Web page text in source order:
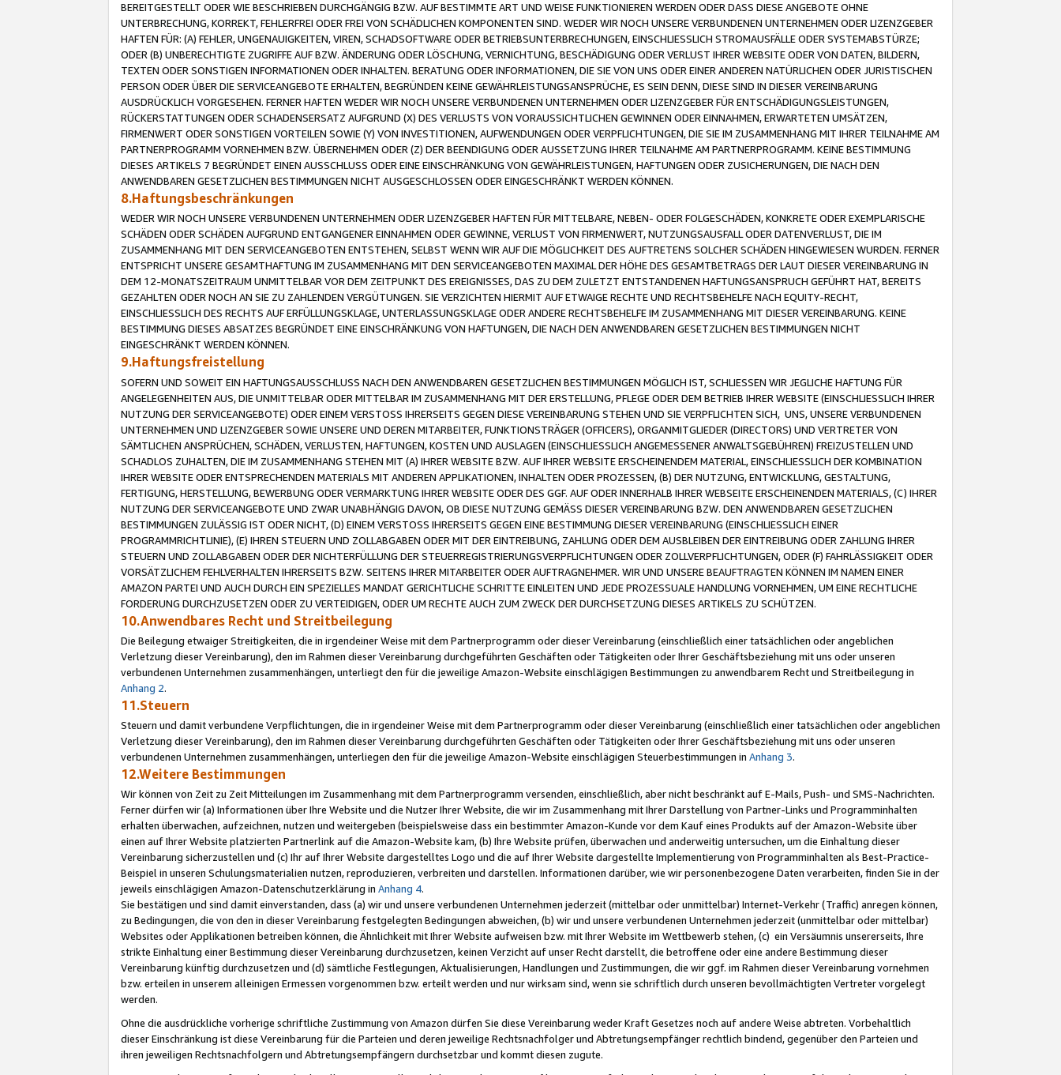
BEREITGESTELLT ODER WIE BESCHRIEBEN DURCHGÄNGIG BZW. AUF BESTIMMTE ART UND WEISE FUNKTIONIEREN WERDEN ODER DASS DIESE ANGEBOTE OHNE
UNTERBRECHUNG, KORREKT, FEHLERFREI ODER FREI VON SCHÄDLICHEN KOMPONENTEN SIND. WEDER WIR NOCH UNSERE VERBUNDENEN UNTERNEHMEN ODER LIZENZGEBER
HAFTEN FÜR: (A) FEHLER, UNGENAUIGKEITEN, VIREN, SCHADSOFTWARE ODER BETRIEBSUNTERBRECHUNGEN, EINSCHLIESSLICH STROMAUSFÄLLE ODER SYSTEMABSTÜRZE;
ODER (B) UNBERECHTIGTE ZUGRIFFE AUF BZW. ÄNDERUNG ODER LÖSCHUNG, VERNICHTUNG, BESCHÄDIGUNG ODER VERLUST IHRER WEBSITE ODER VON DATEN, BILDERN,
TEXTEN ODER SONSTIGEN INFORMATIONEN ODER INHALTEN. BERATUNG ODER INFORMATIONEN, DIE SIE VON UNS ODER EINER ANDEREN NATÜRLICHEN ODER JURISTISCHEN
PERSON ODER ÜBER DIE SERVICEANGEBOTE ERHALTEN, BEGRÜNDEN KEINE GEWÄHRLEISTUNGSANSPRÜCHE, ES SEIN DENN, DIESE SIND IN DIESER VEREINBARUNG
AUSDRÜCKLICH VORGESEHEN. FERNER HAFTEN WEDER WIR NOCH UNSERE VERBUNDENEN UNTERNEHMEN ODER LIZENZGEBER FÜR ENTSCHÄDIGUNGSLEISTUNGEN,
RÜCKERSTATTUNGEN ODER SCHADENSERSATZ AUFGRUND (X) DES VERLUSTS VON VORAUSSICHTLICHEN GEWINNEN ODER EINNAHMEN, ERWARTETEN UMSÄTZEN,
FIRMENWERT ODER SONSTIGEN VORTEILEN SOWIE (Y) VON INVESTITIONEN, AUFWENDUNGEN ODER VERPFLICHTUNGEN, DIE SIE IM ZUSAMMENHANG MIT IHRER TEILNAHME AM
PARTNERPROGRAMM VORNEHMEN BZW. ÜBERNEHMEN ODER (Z) DER BEENDIGUNG ODER AUSSETZUNG IHRER TEILNAHME AM PARTNERPROGRAMM. KEINE BESTIMMUNG
DIESES ARTIKELS 7 BEGRÜNDET EINEN AUSSCHLUSS ODER EINE EINSCHRÄNKUNG VON GEWÄHRLEISTUNGEN, HAFTUNGEN ODER ZUSICHERUNGEN, DIE NACH DEN
ANWENDBAREN GESETZLICHEN BESTIMMUNGEN NICHT AUSGESCHLOSSEN ODER EINGESCHRÄNKT WERDEN KÖNNEN.
8.Haftungsbeschränkungen
WEDER WIR NOCH UNSERE VERBUNDENEN UNTERNEHMEN ODER LIZENZGEBER HAFTEN FÜR MITTELBARE, NEBEN- ODER FOLGESCHÄDEN, KONKRETE ODER EXEMPLARISCHE
SCHÄDEN ODER SCHÄDEN AUFGRUND ENTGANGENER EINNAHMEN ODER GEWINNE, VERLUST VON FIRMENWERT, NUTZUNGSAUSFALL ODER DATENVERLUST, DIE IM
ZUSAMMENHANG MIT DEN SERVICEANGEBOTEN ENTSTEHEN, SELBST WENN WIR AUF DIE MÖGLICHKEIT DES AUFTRETENS SOLCHER SCHÄDEN HINGEWIESEN WURDEN. FERNER
ENTSPRICHT UNSERE GESAMTHAFTUNG IM ZUSAMMENHANG MIT DEN SERVICEANGEBOTEN MAXIMAL DER HÖHE DES GESAMTBETRAGS DER LAUT DIESER VEREINBARUNG IN
DEM 12-MONATSZEITRAUM UNMITTELBAR VOR DEM ZEITPUNKT DES EREIGNISSES, DAS ZU DEM ZULETZT ENTSTANDENEN HAFTUNGSANSPRUCH GEFÜHRT HAT, BEREITS
GEZAHLTEN ODER NOCH AN SIE ZU ZAHLENDEN VERGÜTUNGEN. SIE VERZICHTEN HIERMIT AUF ETWAIGE RECHTE UND RECHTSBEHELFE NACH EQUITY-RECHT,
EINSCHLIESSLICH DES RECHTS AUF ERFÜLLUNGSKLAGE, UNTERLASSUNGSKLAGE ODER ANDERE RECHTSBEHELFE IM ZUSAMMENHANG MIT DIESER VEREINBARUNG. KEINE
BESTIMMUNG DIESES ABSATZES BEGRÜNDET EINE EINSCHRÄNKUNG VON HAFTUNGEN, DIE NACH DEN ANWENDBAREN GESETZLICHEN BESTIMMUNGEN NICHT
EINGESCHRÄNKT WERDEN KÖNNEN.
9.Haftungsfreistellung
SOFERN UND SOWEIT EIN HAFTUNGSAUSSCHLUSS NACH DEN ANWENDBAREN GESETZLICHEN BESTIMMUNGEN MÖGLICH IST, SCHLIESSEN WIR JEGLICHE HAFTUNG FÜR
ANGELEGENHEITEN AUS, DIE UNMITTELBAR ODER MITTELBAR IM ZUSAMMENHANG MIT DER ERSTELLUNG, PFLEGE ODER DEM BETRIEB IHRER WEBSITE (EINSCHLIESSLICH IHRER
NUTZUNG DER SERVICEANGEBOTE) ODER EINEM VERSTOSS IHRERSEITS GEGEN DIESE VEREINBARUNG STEHEN UND SIE VERPFLICHTEN SICH, UNS, UNSERE VERBUNDENEN
UNTERNEHMEN UND LIZENZGEBER SOWIE UNSERE UND DEREN MITARBEITER, FUNKTIONSTRÄGER (OFFICERS), ORGANMITGLIEDER (DIRECTORS) UND VERTRETER VON
SÄMTLICHEN ANSPRÜCHEN, SCHÄDEN, VERLUSTEN, HAFTUNGEN, KOSTEN UND AUSLAGEN (EINSCHLIESSLICH ANGEMESSENER ANWALTSGEBÜHREN) FREIZUSTELLEN UND
SCHADLOS ZUHALTEN, DIE IM ZUSAMMENHANG STEHEN MIT (A) IHRER WEBSITE BZW. AUF IHRER WEBSITE ERSCHEINENDEM MATERIAL, EINSCHLIESSLICH DER KOMBINATION
IHRER WEBSITE ODER ENTSPRECHENDEN MATERIALS MIT ANDEREN APPLIKATIONEN, INHALTEN ODER PROZESSEN, (B) DER NUTZUNG, ENTWICKLUNG, GESTALTUNG,
FERTIGUNG, HERSTELLUNG, BEWERBUNG ODER VERMARKTUNG IHRER WEBSITE ODER DES GGF. AUF ODER INNERHALB IHRER WEBSEITE ERSCHEINENDEN MATERIALS, (C) IHRER
NUTZUNG DER SERVICEANGEBOTE UND ZWAR UNABHÄNGIG DAVON, OB DIESE NUTZUNG GEMÄSS DIESER VEREINBARUNG BZW. DEN ANWENDBAREN GESETZLICHEN
BESTIMMUNGEN ZULÄSSIG IST ODER NICHT, (D) EINEM VERSTOSS IHRERSEITS GEGEN EINE BESTIMMUNG DIESER VEREINBARUNG (EINSCHLIESSLICH EINER
PROGRAMMRICHTLINIE), (E) IHREN STEUERN UND ZOLLABGABEN ODER MIT DER EINTREIBUNG, ZAHLUNG ODER DEM AUSBLEIBEN DER EINTREIBUNG ODER ZAHLUNG IHRER
STEUERN UND ZOLLABGABEN ODER DER NICHTERFÜLLUNG DER STEUERREGISTRIERUNGSVERPFLICHTUNGEN ODER ZOLLVERPFLICHTUNGEN, ODER (F) FAHRLÄSSIGKEIT ODER
VORSÄTZLICHEM FEHLVERHALTEN IHRERSEITS BZW. SEITENS IHRER MITARBEITER ODER AUFTRAGNEHMER. WIR UND UNSERE BEAUFTRAGTEN KÖNNEN IM NAMEN EINER
AMAZON PARTEI UND AUCH DURCH EIN SPEZIELLES MANDAT GERICHTLICHE SCHRITTE EINLEITEN UND JEDE PROZESSUALE HANDLUNG VORNEHMEN, UM EINE RECHTLICHE
FORDERUNG DURCHZUSETZEN ODER ZU VERTEIDIGEN, ODER UM RECHTE AUCH ZUM ZWECK DER DURCHSETZUNG DIESES ARTIKELS ZU SCHÜTZEN.
10.Anwendbares Recht und Streitbeilegung
Die Beilegung etwaiger Streitigkeiten, die in irgendeiner Weise mit dem Partnerprogramm oder dieser Vereinbarung (einschließlich einer tatsächlichen oder angeblichen
Verletzung dieser Vereinbarung), den im Rahmen dieser Vereinbarung durchgeführten Geschäften oder Tätigkeiten oder Ihrer Geschäftsbeziehung mit uns oder unseren
verbundenen Unternehmen zusammenhängen, unterliegt den für die jeweilige Amazon-Website einschlägigen Bestimmungen zu anwendbarem Recht und Streitbeilegung in
Anhang 2.
11.Steuern
Steuern und damit verbundene Verpflichtungen, die in irgendeiner Weise mit dem Partnerprogramm oder dieser Vereinbarung (einschließlich einer tatsächlichen oder angeblichen
Verletzung dieser Vereinbarung), den im Rahmen dieser Vereinbarung durchgeführten Geschäften oder Tätigkeiten oder Ihrer Geschäftsbeziehung mit uns oder unseren
verbundenen Unternehmen zusammenhängen, unterliegen den für die jeweilige Amazon-Website einschlägigen Steuerbestimmungen in Anhang 3.
12.Weitere Bestimmungen
Wir können von Zeit zu Zeit Mitteilungen im Zusammenhang mit dem Partnerprogramm versenden, einschließlich, aber nicht beschränkt auf E-Mails, Push- und SMS-Nachrichten.
Ferner dürfen wir (a) Informationen über Ihre Website und die Nutzer Ihrer Website, die wir im Zusammenhang mit Ihrer Darstellung von Partner-Links und Programminhalten
erhalten überwachen, aufzeichnen, nutzen und weitergeben (beispielsweise dass ein bestimmter Amazon-Kunde vor dem Kauf eines Produkts auf der Amazon-Website über
einen auf Ihrer Website platzierten Partnerlink auf die Amazon-Website kam, (b) Ihre Website prüfen, überwachen und anderweitig untersuchen, um die Einhaltung dieser
Vereinbarung sicherzustellen und (c) Ihr auf Ihrer Website dargestelltes Logo und die auf Ihrer Website dargestellte Implementierung von Programminhalten als Best-Practice-
Beispiel in unseren Schulungsmaterialien nutzen, reproduzieren, verbreiten und darstellen. Informationen darüber, wie wir personenbezogene Daten verarbeiten, finden Sie in der
jeweils einschlägigen Amazon-Datenschutzerklärung in Anhang 4.
Sie bestätigen und sind damit einverstanden, dass (a) wir und unsere verbundenen Unternehmen jederzeit (mittelbar oder unmittelbar) Internet-Verkehr (Traffic) anregen können,
zu Bedingungen, die von den in dieser Vereinbarung festgelegten Bedingungen abweichen, (b) wir und unsere verbundenen Unternehmen jederzeit (unmittelbar oder mittelbar)
Websites oder Applikationen betreiben können, die Ähnlichkeit mit Ihrer Website aufweisen bzw. mit Ihrer Website im Wettbewerb stehen, (c) ein Versäumnis unsererseits, Ihre
strikte Einhaltung einer Bestimmung dieser Vereinbarung durchzusetzen, keinen Verzicht auf unser Recht darstellt, die betroffene oder eine andere Bestimmung dieser
Vereinbarung künftig durchzusetzen und (d) sämtliche Festlegungen, Aktualisierungen, Handlungen und Zustimmungen, die wir ggf. im Rahmen dieser Vereinbarung vornehmen
bzw. erteilen in unserem alleinigen Ermessen vorgenommen bzw. erteilt werden und nur wirksam sind, wenn sie schriftlich durch unseren bevollmächtigten Vertreter vorgelegt
werden.
Ohne die ausdrückliche vorherige schriftliche Zustimmung von Amazon dürfen Sie diese Vereinbarung weder Kraft Gesetzes noch auf andere Weise abtreten. Vorbehaltlich
dieser Einschränkung ist diese Vereinbarung für die Parteien und deren jeweilige Rechtsnachfolger und Abtretungsempfänger rechtlich bindend, gegenüber den Parteien und
ihren jeweiligen Rechtsnachfolgern und Abtretungsempfängern durchsetzbar und kommt diesen zugute.